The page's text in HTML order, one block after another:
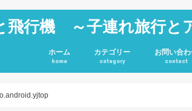
飛行機 ～子連れ旅行と
ホーム
home
カテゴリー
category
お問い合
contact